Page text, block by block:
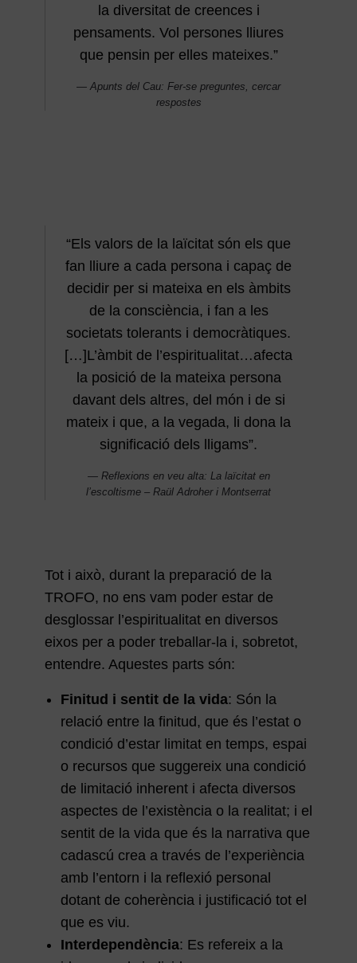
la diversitat de creences i
pensaments. Vol persones lliures
que pensin per elles mateixes.”
Apunts del Cau: Fer-se preguntes, cercar
respostes
“Els valors de la laïcitat són els que
fan lliure a cada persona i capaç de
decidir per si mateixa en els àmbits
de la consciència, i fan a les
societats tolerants i democràtiques.
[…]L’àmbit de l’espiritualitat…afecta
la posició de la mateixa persona
davant dels altres, del món i de si
mateix i que, a la vegada, li dona la
significació dels lligams”.
Reflexions en veu alta: La laïcitat en
l’escoltisme – Raül Adroher i Montserrat
Tot i això, durant la preparació de la
TROFO, no ens vam poder estar de
desglossar l’espiritualitat en diversos
eixos per a poder treballar-la i, sobretot,
entendre. Aquestes parts són:
Finitud i sentit de la vida: Són la
relació entre la finitud, que és l’estat o
condició d’estar limitat en temps, espai
o recursos que suggereix una condició
de limitació inherent i afecta diversos
aspectes de l’existència o la realitat; i el
sentit de la vida que és la narrativa que
cadascú crea a través de l’experiència
amb l’entorn i la reflexió personal
dotant de coherència i justificació tot el
que es viu.
Interdependència: Es refereix a la